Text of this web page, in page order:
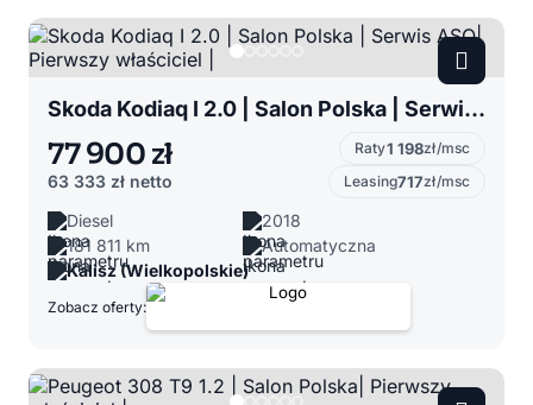
Skoda Kodiaq I 2.0 | Salon Polska | Serwis ASO| Pierwszy właściciel |
77 900 zł
63 333 zł netto
Raty1 198zł/msc
Leasing717zł/msc
Diesel
2018
181 811 km
Automatyczna
Kalisz (Wielkopolskie)
Zobacz oferty: